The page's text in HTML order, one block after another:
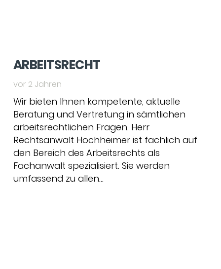
ARBEITSRECHT
vor 2 Jahren
Wir bieten Ihnen kompetente, aktuelle
Beratung und Vertretung in sämtlichen
arbeitsrechtlichen Fragen. Herr
Rechtsanwalt Hochheimer ist fachlich auf
den Bereich des Arbeitsrechts als
Fachanwalt spezialisiert. Sie werden
umfassend zu allen…